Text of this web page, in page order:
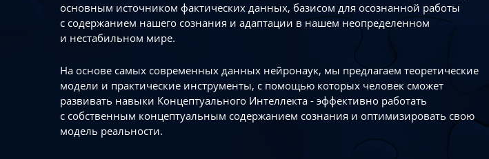
основным источником фактических данных, базисом для осознанной работы
с содержанием нашего сознания и адаптации в нашем неопределенном
и нестабильном мире.
На основе самых современных данных нейронаук, мы предлагаем теоретические
модели и практические инструменты, с помощью которых человек сможет
развивать навыки Концептуального Интеллекта - эффективно работать
с собственным концептуальным содержанием сознания и оптимизировать свою
модель реальности.